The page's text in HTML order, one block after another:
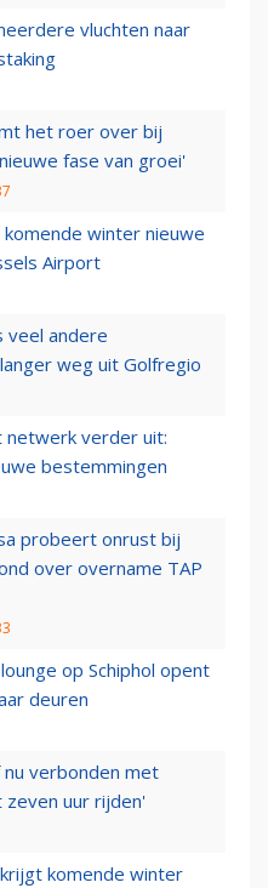
vluchten naar
het roer over bij
fase van groei'
winter nieuwe
Airport
veel andere
weg uit Golfregio
netwerk verder uit:
bestemmingen
probeert onrust bij
over overname TAP
op Schiphol opent
deuren
nu verbonden met
zeven uur rijden'
komende winter